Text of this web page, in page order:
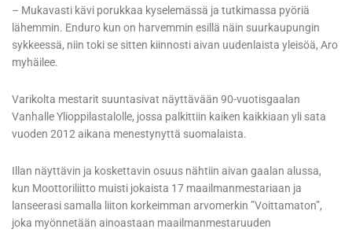
– Mukavasti kävi porukkaa kyselemässä ja tutkimassa pyöriä
lähemmin. Enduro kun on harvemmin esillä näin suurkaupungin
sykkeessä, niin toki se sitten kiinnosti aivan uudenlaista yleisöä, Aro
myhäilee.
Varikolta mestarit suuntasivat näyttävään 90-vuotisgaalan
Vanhalle Ylioppilastalolle, jossa palkittiin kaiken kaikkiaan yli sata
vuoden 2012 aikana menestynyttä suomalaista.
Illan näyttävin ja koskettavin osuus nähtiin aivan gaalan alussa,
kun Moottoriliitto muisti jokaista 17 maailmanmestariaan ja
lanseerasi samalla liiton korkeimman arvomerkin ”Voittamaton”,
joka myönnetään ainoastaan maailmanmestaruuden